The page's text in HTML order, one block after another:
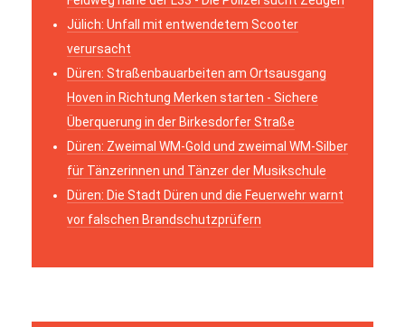
Jülich: Unfall mit entwendetem Scooter
verursacht
Düren: Straßenbauarbeiten am Ortsausgang
Hoven in Richtung Merken starten - Sichere
Überquerung in der Birkesdorfer Straße
Düren: Zweimal WM-Gold und zweimal WM-Silber
für Tänzerinnen und Tänzer der Musikschule
Düren: Die Stadt Düren und die Feuerwehr warnt
vor falschen Brandschutzprüfern